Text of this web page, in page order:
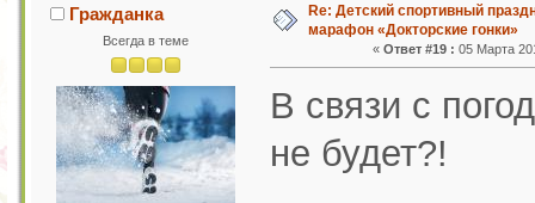
Гражданка
Всегда в теме
Re: Детский спортивный
марафон «Докторские гонки»
« Ответ #19 : 05 Марта
В связи с
не будет?!